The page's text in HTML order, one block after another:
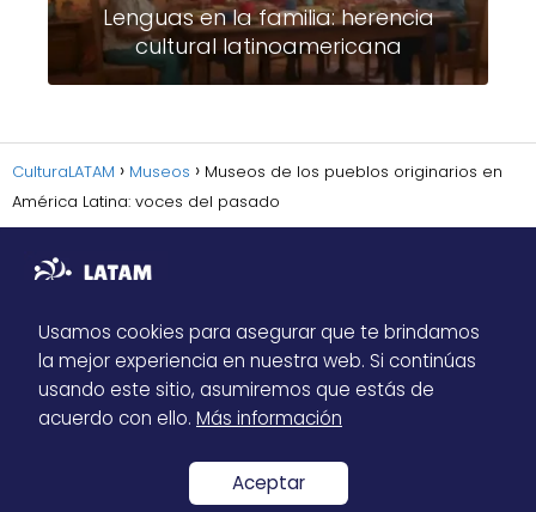
Lenguas en la familia: herencia
cultural latinoamericana
CulturaLATAM Museos
Museos de los pueblos originarios en
América Latina: voces del pasado
Sitemap
Política de Privacidad
Usamos cookies para asegurar que te brindamos
la mejor experiencia en nuestra web. Si continúas
usando este sitio, asumiremos que estás de
acuerdo con ello. Más información
Aceptar